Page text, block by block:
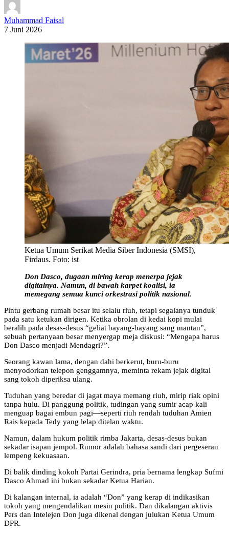
Muhammad Faisal
7 Juni 2026
Ketua Umum Serikat Media Siber Indonesia (SMSI),
Firdaus. Foto: ist
Don Dasco, dugaan miring kerap menerpa jejak
digitalnya. Namun, di bawah karpet koalisi, ia
memegang semua kunci orkestrasi politik nasional.
Pintu gerbang rumah besar itu selalu riuh, tetapi segalanya tunduk
pada satu ketukan dirigen. Ketika obrolan di kedai kopi mulai
beralih pada desas-desus “geliat bayang-bayang sang mantan”,
sebuah pertanyaan besar menyergap meja diskusi: “Mengapa harus
Don Dasco menjadi Mendagri?”.
Seorang kawan lama, dengan dahi berkerut, buru-buru
menyodorkan telepon genggamnya, meminta rekam jejak digital
sang tokoh diperiksa ulang.
Tuduhan yang beredar di jagat maya memang riuh, mirip riak opini
tanpa hulu. Di panggung politik, tudingan yang sumir acap kali
menguap bagai embun pagi—seperti riuh rendah tuduhan Amien
Rais kepada Tedy yang lelap ditelan waktu.
Namun, dalam hukum politik rimba Jakarta, desas-desus bukan
sekadar isapan jempol. Rumor adalah bahasa sandi dari pergeseran
lempeng kekuasaan.
Di balik dinding kokoh Partai Gerindra, pria bernama lengkap Sufmi
Dasco Ahmad ini bukan sekadar Ketua Harian.
Di kalangan internal, ia adalah “Don” yang kerap di indikasikan
tokoh yang mengendalikan mesin politik. Dan dikalangan aktivis
Pers dan Intelejen Don juga dikenal dengan julukan Ketua Umum
DPR.